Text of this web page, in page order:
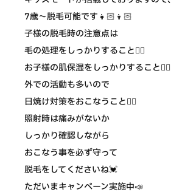
7歳〜脱毛可能です👧🏻👦🏻
子様の脱毛時の注意点は
毛の処理をしっかりすること☝🏻
お子様の肌保湿をしっかりすること☝🏻
外での活動も多いので
日焼け対策をおこなうこと☝🏻
照射時は痛みがないか
しっかり確認しながら
おこなう事を必ず守って
脱毛をしてくださいね💓
ただいまキャンペーン実施中📣